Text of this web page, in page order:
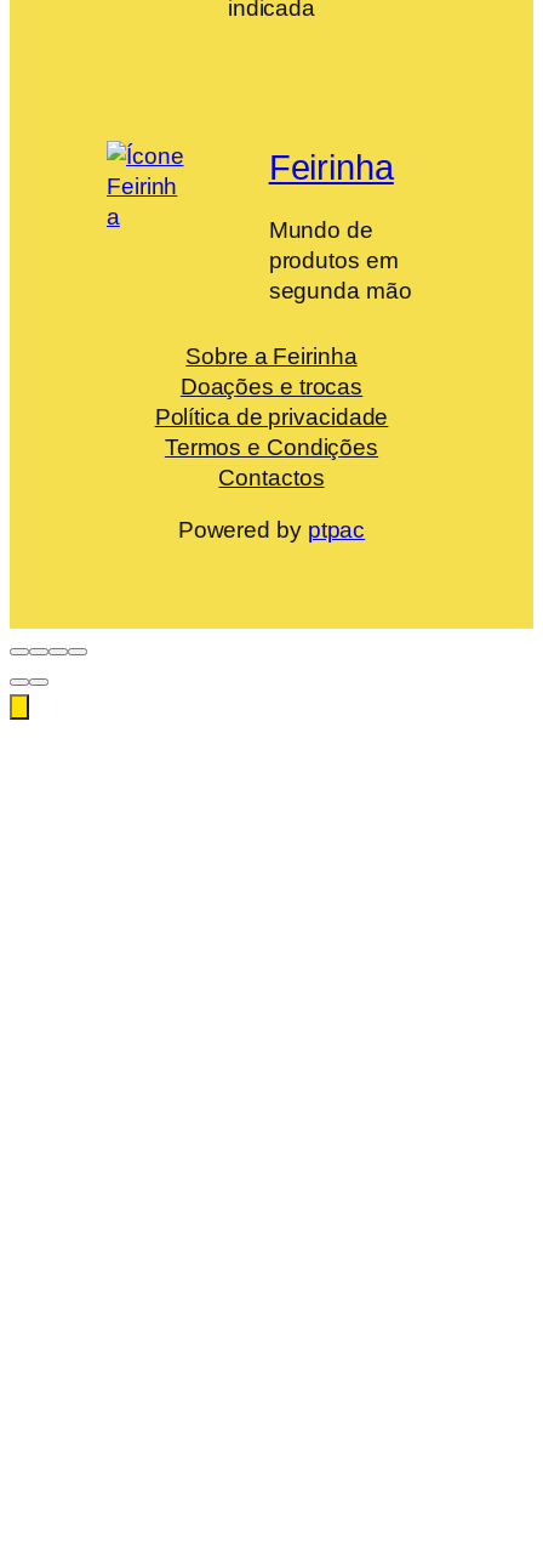
indicada
Feirinha
Mundo de
produtos em
segunda mão
Sobre a Feirinha
Doações e trocas
Política de privacidade
Termos e Condições
Contactos
Powered by ptpac